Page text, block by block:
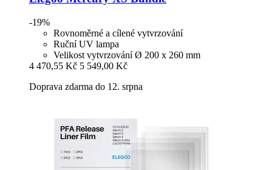
-19%
Rovnoměrné a cílené vytvrzování
Ruční UV lampa
Velikost vytvrzování Ø 200 x 260 mm
4 470,55 Kč 5 549,00 Kč
Doprava zdarma do 12. srpna